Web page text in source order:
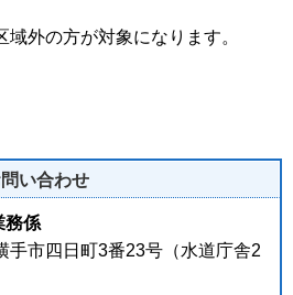
外の方が対象になります。
い合わせ
務係
市四日町3番23号（水道庁舎2